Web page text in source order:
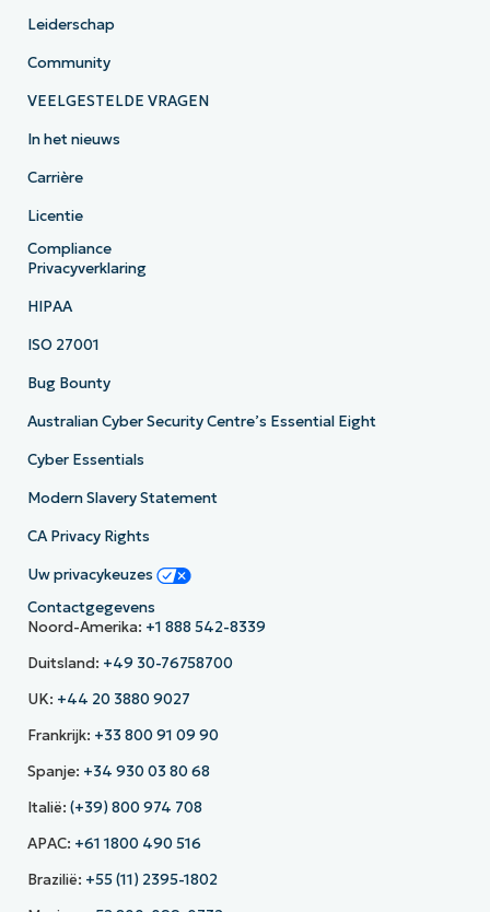
Leiderschap
Community
VEELGESTELDE VRAGEN
In het nieuws
Carrière
Licentie
Compliance
Privacyverklaring
HIPAA
ISO 27001
Bug Bounty
Australian Cyber Security Centre’s Essential Eight
Cyber Essentials
Modern Slavery Statement
CA Privacy Rights
Uw privacykeuzes
Contactgegevens
Noord-Amerika: +1 888 542-8339
Duitsland: +49 30-76758700
UK: +44 20 3880 9027
Frankrijk: +33 800 91 09 90
Spanje: +34 930 03 80 68
Italië: (+39) 800 974 708
APAC: +61 1800 490 516
Brazilië: +55 (11) 2395-1802